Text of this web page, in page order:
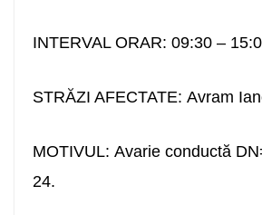
INTERVAL ORAR: 09:30 –
STRĂZI AFECTATE: Avram
MOTIVUL: Avarie conductă
24.